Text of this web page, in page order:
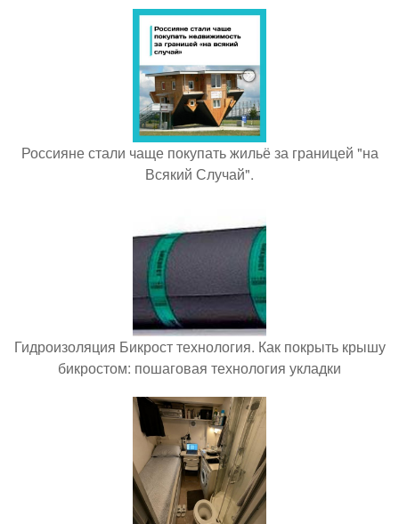
Россияне стали чаще покупать жильё за границей "на
Всякий Случай".
Гидроизоляция Бикрост технология. Как покрыть крышу
бикростом: пошаговая технология укладки